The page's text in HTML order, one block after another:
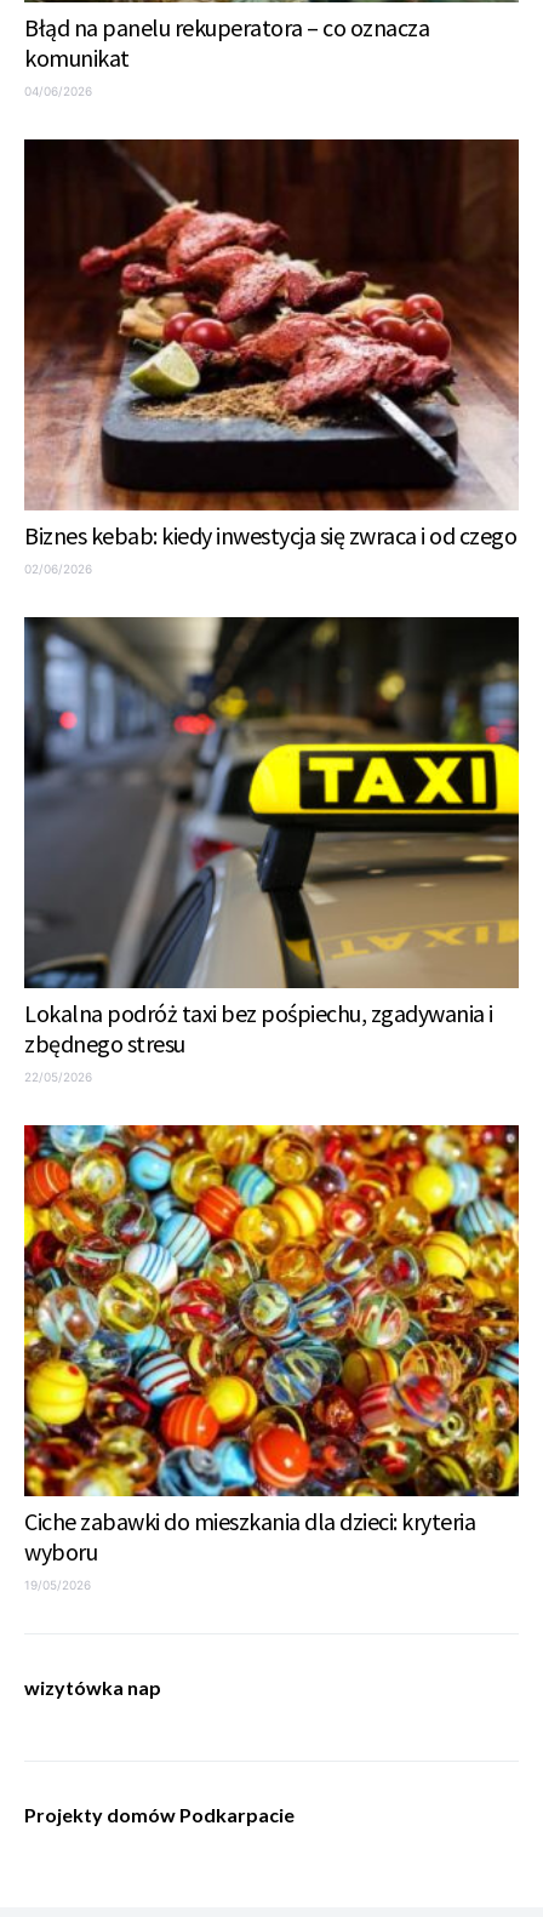
Błąd na panelu rekuperatora – co oznacza
komunikat
04/06/2026
Biznes kebab: kiedy inwestycja się zwraca i od czego
02/06/2026
Lokalna podróż taxi bez pośpiechu, zgadywania i
zbędnego stresu
22/05/2026
Ciche zabawki do mieszkania dla dzieci: kryteria
wyboru
19/05/2026
wizytówka nap
Projekty domów Podkarpacie